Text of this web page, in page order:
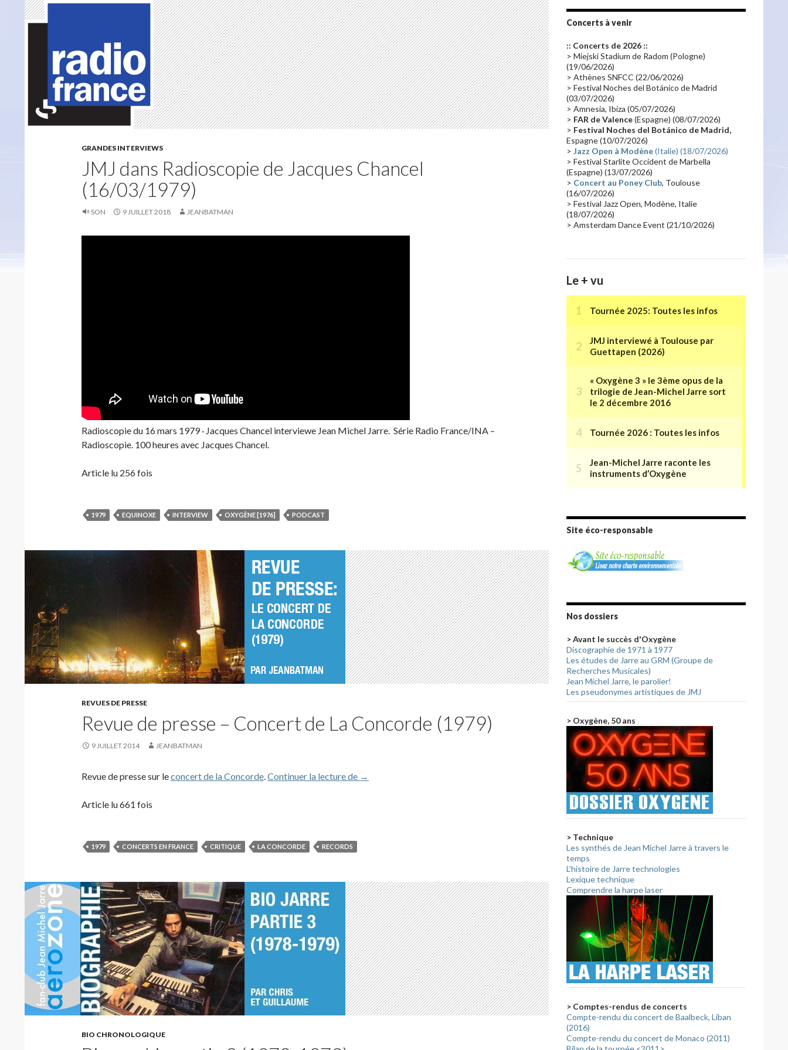
GRANDES INTERVIEWS
JMJ dans Radioscopie de Jacques Chancel
(16/03/1979)
SON 9 JUILLET 2018 JEANBATMAN
Radioscopie du 16 mars 1979 · Jacques Chancel interviewe Jean Michel Jarre. Série Radio France/INA –
Radioscopie. 100 heures avec Jacques Chancel.
Article lu 256 fois
1979 EQUINOXE INTERVIEW OXYGÈNE [1976] PODCAST
REVUES DE PRESSE
Revue de presse – Concert de La Concorde (1979)
9 JUILLET 2014 JEANBATMAN
Revue de presse sur leconcert de la Concorde.Continuer la lecture de Revue de presse – Concert de La Concorde (1979)
→
Article lu 661 fois
1979 CONCERTS EN FRANCE CRITIQUE LA CONCORDE RECORDS
BIO CHRONOLOGIQUE
Promo 2019
Emissions 2010 Disques rares
Synthé 70's(20)
Claviériste(19) Groupe de Recherche Musicale
France 2 (18)
Critique(17) Coffret(17) Chronologie(16)
Passages radio(16)
Synthé 80's(16) Les concerts en Chine (16)
Cinéma(16) Houston
Synthé Roland Belgique
Récompense(14) Collaborations 70's(14)
Astronomie(14) France Inter(14)
Concerts à venir
:: Concerts de 2026 ::
> Miejski Stadium de Radom (Pologne)
(19/06/2026)
> Athènes SNFCC (22/06/2026)
> Festival Noches del Botánico de Madrid
(03/07/2026)
> Amnesia, Ibiza (05/07/2026)
> FAR de Valence(Espagne) (08/07/2026)
> Festival Noches del Botánico de Madrid,
Espagne (10/07/2026)
> Jazz Open à Modène(Italie) (18/07/2026)
> Festival Starlite Occident de Marbella
(Espagne) (13/07/2026)
> Concert au Poney Club, Toulouse
(16/07/2026)
> Festival Jazz Open, Modène, Italie
(18/07/2026)
> Amsterdam Dance Event (21/10/2026)
Le + vu
Site éco-responsable
Nos dossiers
> Avant le succès d'Oxygène
Discographie de 1971 à 1977
Les études de Jarre au GRM (Groupe de
Recherches Musicales)
Jean Michel Jarre, le parolier!
Les pseudonymes artistiques de JMJ
> Oxygène, 50 ans
> Technique
Les synthés de Jean Michel Jarre à travers le
temps
L'histoire de Jarre technologies
Lexique technique
Comprendre la harpe laser
> Comptes-rendus de concerts
Compte-rendu du concert de Baalbeck, Liban
(2016)
Compte-rendu du concert de Monaco (2011)